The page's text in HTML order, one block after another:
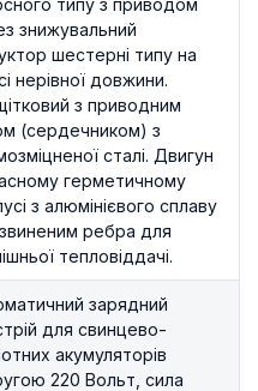
знижувальний
шестерні типу на
нерівної довжини.
з приводним
(сердечником) з
сталі. Двигун
герметичному
з алюмінієвого сплаву
ребра для
тепловіддачі.
зарядний
для свинцево-
акумуляторів
220 Вольт, сила